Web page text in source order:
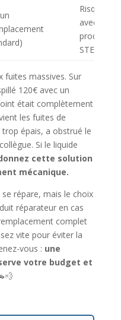
Risques
avec
produits
fuites massives. Sur
120€ avec un
était complètement
les fuites de
trop épais, a obstrué le
Si le liquide
cette solution
mécanique.
répare, mais le choix
réparateur en cas
complet
vite pour éviter la
vous : une
votre budget et